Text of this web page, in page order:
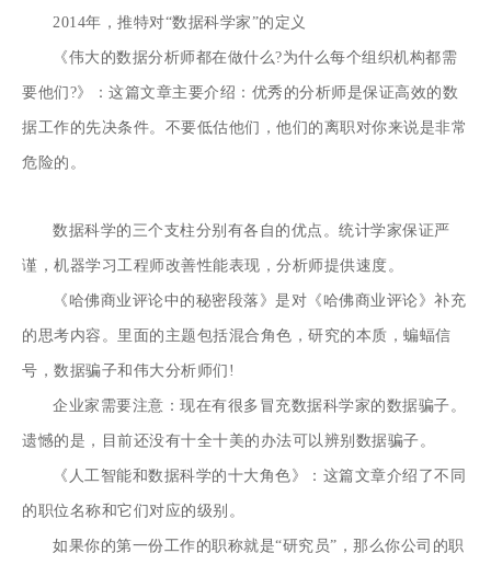
2014年，推特对“数据科学家”的定义
《伟大的数据分析师都在做什么?为什么每个组织机构都需
要他们?》：这篇文章主要介绍：优秀的分析师是保证高效的数
据工作的先决条件。不要低估他们，他们的离职对你来说是非常
危险的。
数据科学的三个支柱分别有各自的优点。统计学家保证严
谨，机器学习工程师改善性能表现，分析师提供速度。
《哈佛商业评论中的秘密段落》是对《哈佛商业评论》补充
的思考内容。里面的主题包括混合角色，研究的本质，蝙蝠信
号，数据骗子和伟大分析师们!
企业家需要注意：现在有很多冒充数据科学家的数据骗子。
遗憾的是，目前还没有十全十美的办法可以辨别数据骗子。
《人工智能和数据科学的十大角色》：这篇文章介绍了不同
的职位名称和它们对应的级别。
如果你的第一份工作的职称就是“研究员”，那么你公司的职